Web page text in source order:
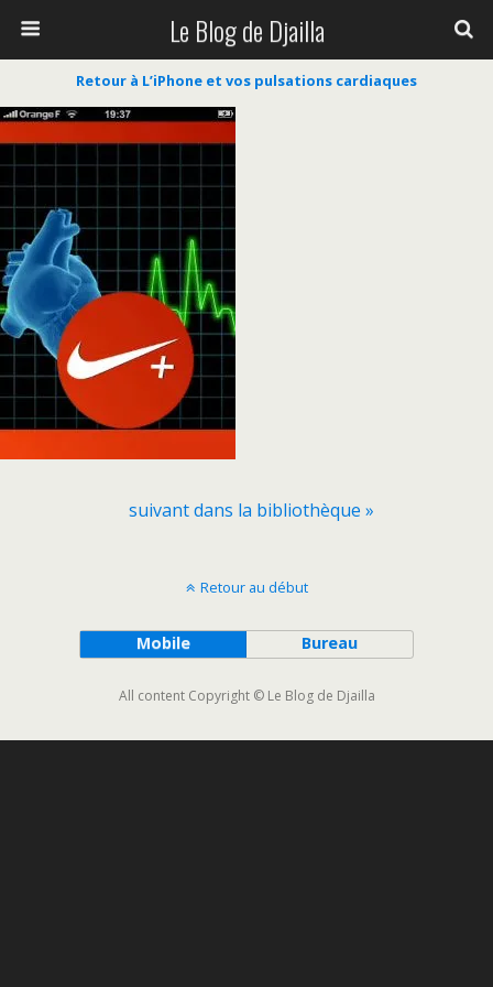
Le Blog de Djailla
Retour à L’iPhone et vos pulsations cardiaques
suivant dans la bibliothèque »
Retour au début
Mobile Bureau
All content Copyright © Le Blog de Djailla